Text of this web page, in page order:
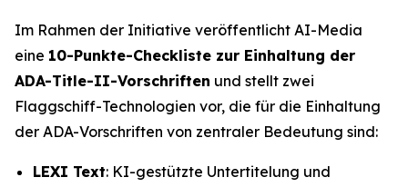
Im Rahmen der Initiative veröffentlicht AI-Media
eine 10-Punkte-Checkliste zur Einhaltung der
ADA-Title-II-Vorschriften und stellt zwei
Flaggschiff-Technologien vor, die für die Einhaltung
der ADA-Vorschriften von zentraler Bedeutung sind:
LEXI Text: KI-gestützte Untertitelung und